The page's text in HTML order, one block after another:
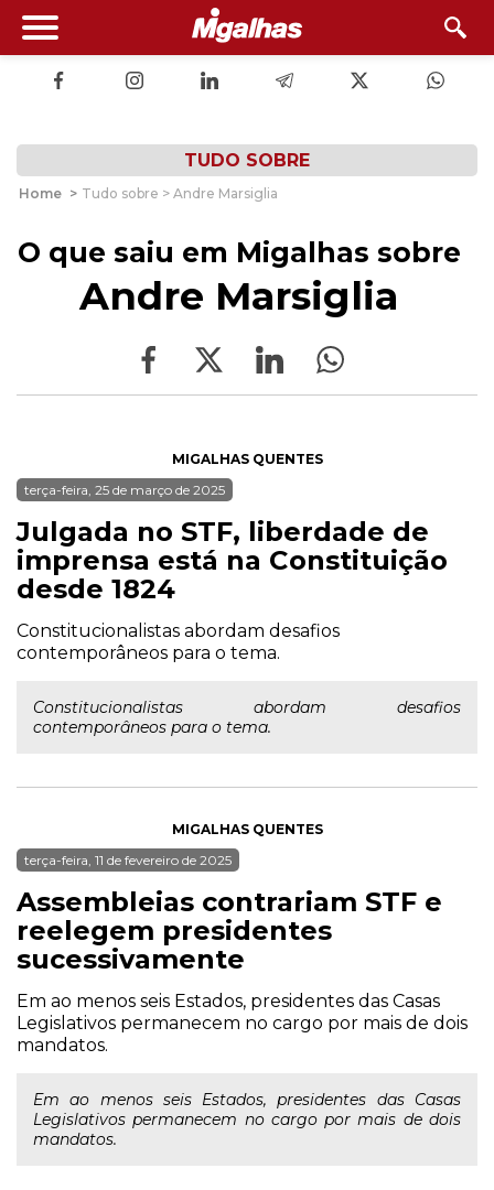
TUDO SOBRE
Home > Tudo sobre > Andre Marsiglia
O que saiu em Migalhas sobre
Andre Marsiglia
MIGALHAS QUENTES
terça-feira, 25 de março de 2025
Julgada no STF, liberdade de
imprensa está na Constituição
desde 1824
Constitucionalistas abordam desafios
contemporâneos para o tema.
Constitucionalistas abordam desafios
contemporâneos para o tema.
MIGALHAS QUENTES
terça-feira, 11 de fevereiro de 2025
Assembleias contrariam STF e
reelegem presidentes
sucessivamente
Em ao menos seis Estados, presidentes das Casas
Legislativos permanecem no cargo por mais de dois
mandatos.
Em ao menos seis Estados, presidentes das Casas
Legislativos permanecem no cargo por mais de dois
mandatos.